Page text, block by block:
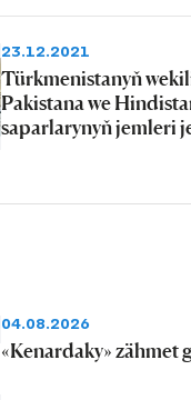
23.12.2021
Türkmenistanyň
Pakistana we
saparlarynyň jemleri
04.08.2026
«Kenardaky» zähmet